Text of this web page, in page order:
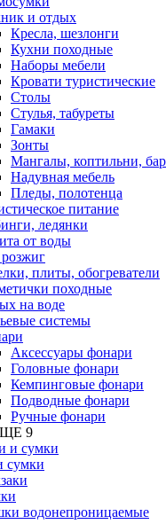
и отдых
Кресла, шезлонги
Кухни походные
Наборы мебели
Кровати туристические
Столы
Стулья, табуреты
Гамаки
Зонты
Мангалы, коптильни,
Надувная мебель
Пледы, полотенца
питание
ледянки
от воды
розжиг
плиты, обогреватели
походные
на воде
системы
Аксессуары фонари
Головные фонари
Кемпинговые фонари
Подводные фонари
Ручные фонари
9
сумки
водонепроницаемые